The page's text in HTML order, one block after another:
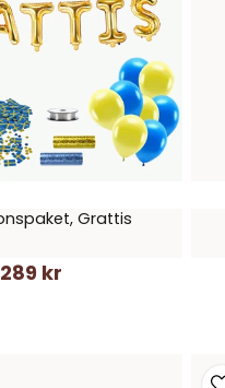
Grattis
289 kr